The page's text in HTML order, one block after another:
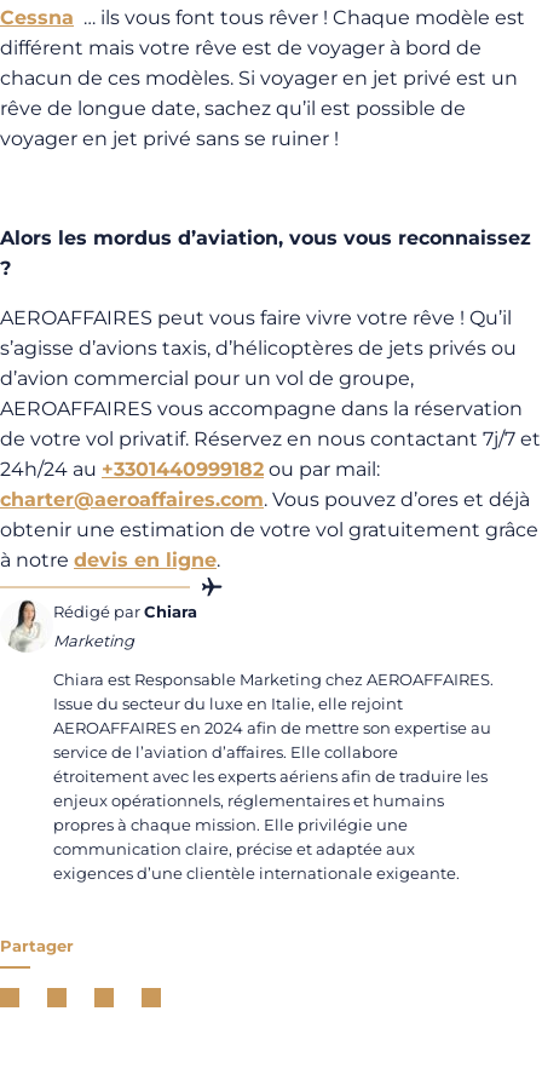
Cessna … ils vous font tous rêver ! Chaque modèle est
différent mais votre rêve est de voyager à bord de
chacun de ces modèles. Si voyager en jet privé est un
rêve de longue date, sachez qu’il est possible de
voyager en jet privé sans se ruiner !
Alors les mordus d’aviation, vous vous reconnaissez
?
AEROAFFAIRES peut vous faire vivre votre rêve ! Qu’il
s’agisse d’avions taxis, d’hélicoptères de jets privés ou
d’avion commercial pour un vol de groupe,
AEROAFFAIRES vous accompagne dans la réservation
de votre vol privatif. Réservez en nous contactant 7j/7 et
24h/24 au +3301440999182 ou par mail:
charter@aeroaffaires.com. Vous pouvez d’ores et déjà
obtenir une estimation de votre vol gratuitement grâce
à notre devis en ligne.
Rédigé parChiara
Marketing
Chiara est Responsable Marketing chez AEROAFFAIRES.
Issue du secteur du luxe en Italie, elle rejoint
AEROAFFAIRES en 2024 afin de mettre son expertise au
service de l’aviation d’affaires. Elle collabore
étroitement avec les experts aériens afin de traduire les
enjeux opérationnels, réglementaires et humains
propres à chaque mission. Elle privilégie une
communication claire, précise et adaptée aux
exigences d’une clientèle internationale exigeante.
Partager